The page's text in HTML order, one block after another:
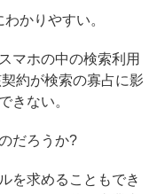
かりやすい。
マホの中の検索利用
約が検索の寡占に影
きない。
だろうか?
を求めることもでき